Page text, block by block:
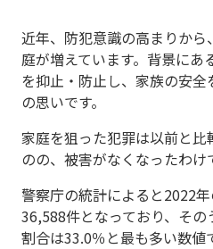
近年、防犯意識の高まりか
庭が増えています。背景に
を抑止・防止し、家族の安
の思いです。
家庭を狙った犯罪は以前と
のの、被害がなくなったわけ
警察庁の統計によると2022
36,588件となっており、そ
割合は33.0％と最も多い数値